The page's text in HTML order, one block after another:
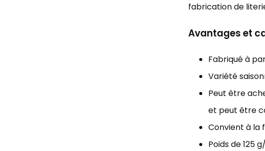
fabrication de
Avantages et
Fabriqué à
Variété
Peut être
et peut être
Convient à la
Poids de 125